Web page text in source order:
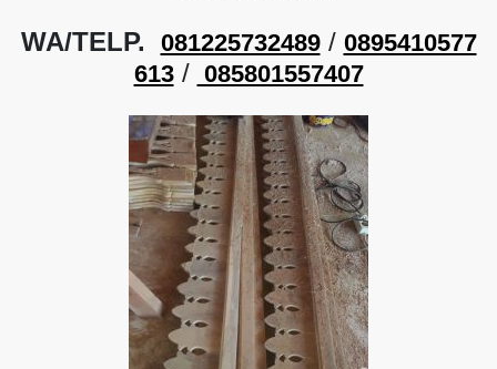
WA/TELP. 081225732489/ 0895410577
613/ 085801557407